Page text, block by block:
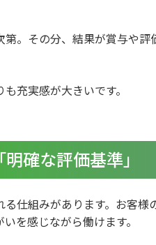
。その分、結果が賞与や評
充実感が大きいです。
確な評価基準」
仕組みがあります。お客様
を感じながら働けます。